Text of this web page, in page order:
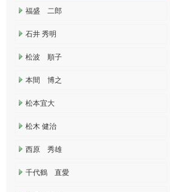
福盛 二郎
石井 秀明
松波 順子
本間 博之
松本宜大
松木 健治
西原 秀雄
千代鶴 直愛